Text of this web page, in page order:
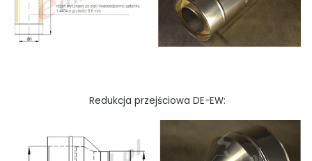
Redukcja przejściowa DE-EW: